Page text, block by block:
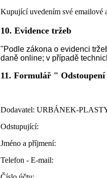
Kupující uvedením své emailové
10. Evidence tržeb
"Podle zákona o evidenci
daně online; v případě
11. Formulář "
Odstoupení
Dodavatel: URBÁNEK-PLASTY
Odstupující:
Jméno a příjmení:
Telefon - E-mail: